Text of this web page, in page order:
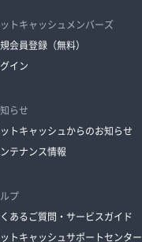
ットキャッシュメンバーズ
会員登録（無料）
イン
らせ
ットキャッシュからのお知らせ
ンテナンス情報
プ
あるご質問・サービスガイド
ットキャッシュサポートセンター